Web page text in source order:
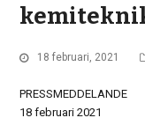
18 februari, 2021
PRESSMEDDELANDE
18 februari 2021